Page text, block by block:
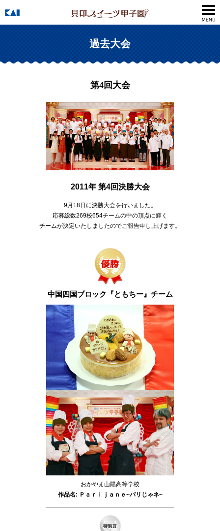
過去大会
第4回大会
2011年 第4回決勝大会
9月18日に決勝大会を行いました。
応募総数269校654チームの中の頂点に輝く
チームが決定いたしましたのでご報告申し上げます。
中国四国ブロック『ともちー』チーム
おかやま山陽高等学校
作品名: Ｐａｒｉｊａｎｅ~パリじゃネ~